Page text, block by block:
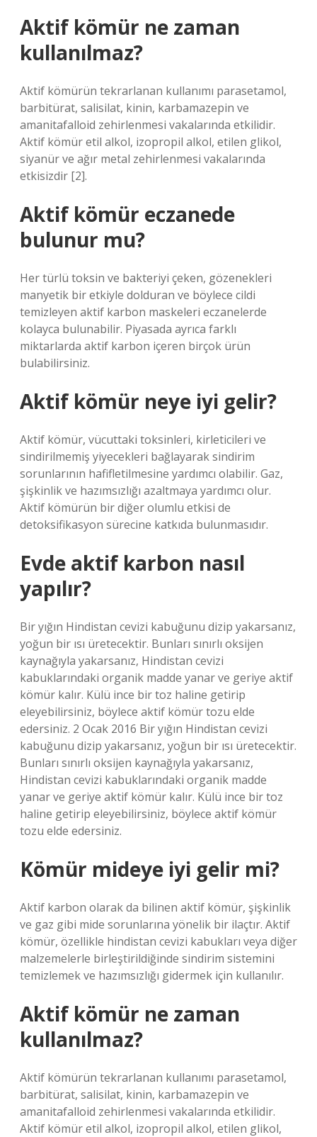
Aktif kömür ne zaman
kullanılmaz?
Aktif kömürün tekrarlanan kullanımı parasetamol,
barbitürat, salisilat, kinin, karbamazepin ve
amanitafalloid zehirlenmesi vakalarında etkilidir.
Aktif kömür etil alkol, izopropil alkol, etilen glikol,
siyanür ve ağır metal zehirlenmesi vakalarında
etkisizdir [2].
Aktif kömür eczanede
bulunur mu?
Her türlü toksin ve bakteriyi çeken, gözenekleri
manyetik bir etkiyle dolduran ve böylece cildi
temizleyen aktif karbon maskeleri eczanelerde
kolayca bulunabilir. Piyasada ayrıca farklı
miktarlarda aktif karbon içeren birçok ürün
bulabilirsiniz.
Aktif kömür neye iyi gelir?
Aktif kömür, vücuttaki toksinleri, kirleticileri ve
sindirilmemiş yiyecekleri bağlayarak sindirim
sorunlarının hafifletilmesine yardımcı olabilir. Gaz,
şişkinlik ve hazımsızlığı azaltmaya yardımcı olur.
Aktif kömürün bir diğer olumlu etkisi de
detoksifikasyon sürecine katkıda bulunmasıdır.
Evde aktif karbon nasıl
yapılır?
Bir yığın Hindistan cevizi kabuğunu dizip yakarsanız,
yoğun bir ısı üretecektir. Bunları sınırlı oksijen
kaynağıyla yakarsanız, Hindistan cevizi
kabuklarındaki organik madde yanar ve geriye aktif
kömür kalır. Külü ince bir toz haline getirip
eleyebilirsiniz, böylece aktif kömür tozu elde
edersiniz. 2 Ocak 2016 Bir yığın Hindistan cevizi
kabuğunu dizip yakarsanız, yoğun bir ısı üretecektir.
Bunları sınırlı oksijen kaynağıyla yakarsanız,
Hindistan cevizi kabuklarındaki organik madde
yanar ve geriye aktif kömür kalır. Külü ince bir toz
haline getirip eleyebilirsiniz, böylece aktif kömür
tozu elde edersiniz.
Kömür mideye iyi gelir mi?
Aktif karbon olarak da bilinen aktif kömür, şişkinlik
ve gaz gibi mide sorunlarına yönelik bir ilaçtır. Aktif
kömür, özellikle hindistan cevizi kabukları veya diğer
malzemelerle birleştirildiğinde sindirim sistemini
temizlemek ve hazımsızlığı gidermek için kullanılır.
Aktif kömür ne zaman
kullanılmaz?
Aktif kömürün tekrarlanan kullanımı parasetamol,
barbitürat, salisilat, kinin, karbamazepin ve
amanitafalloid zehirlenmesi vakalarında etkilidir.
Aktif kömür etil alkol, izopropil alkol, etilen glikol,